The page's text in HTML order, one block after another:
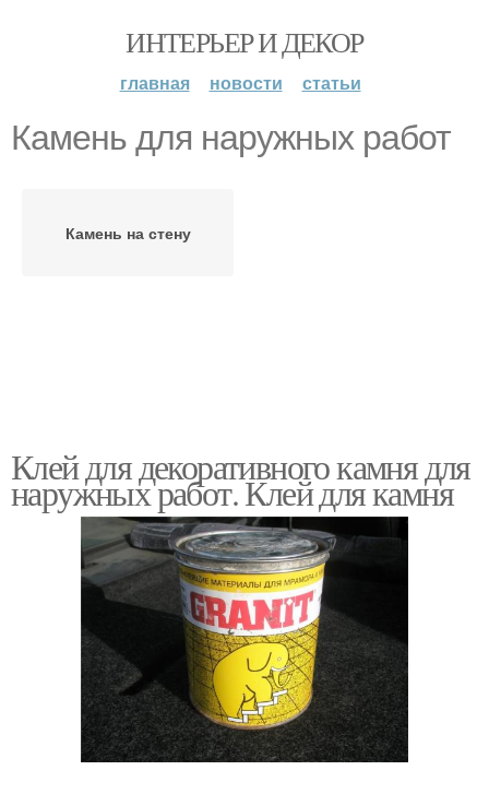
ИНТЕРЬЕР И ДЕКОР
главная новости статьи
Камень для наружных работ
Камень на стену
Клей для декоративного камня для
наружных работ. Клей для камня